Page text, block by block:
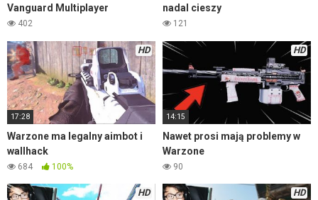
Vanguard Multiplayer
402
nadal cieszy
121
HD
17:28
Warzone ma legalny aimbot i
wallhack
684 100%
HD
14:15
Nawet prosi mają problemy w
Warzone
90
HD HD